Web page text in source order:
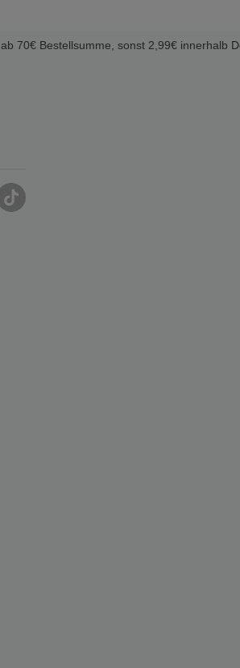
ab 70€ Bestellsumme, sonst 2,99€ innerhalb